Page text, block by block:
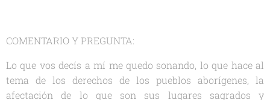
COMENTARIO Y PREGUNTA:
Lo que vos decís a mí me quedo sonando, lo que hace al
tema de los derechos de los pueblos aborígenes, la
afectación de lo que son sus lugares sagrados y